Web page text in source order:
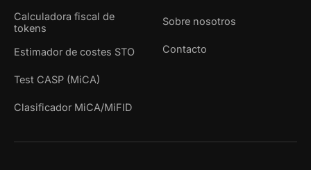
Calculadora fiscal de
tokens
Estimador de costes STO
Test CASP (MiCA)
Clasificador MiCA/MiFID
Sobre nosotros
Contacto